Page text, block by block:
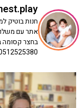
חנות בוטיק
אתר עם
בחצר קסומה
כשפתחתי את החנות חלמתי
שמחה
16